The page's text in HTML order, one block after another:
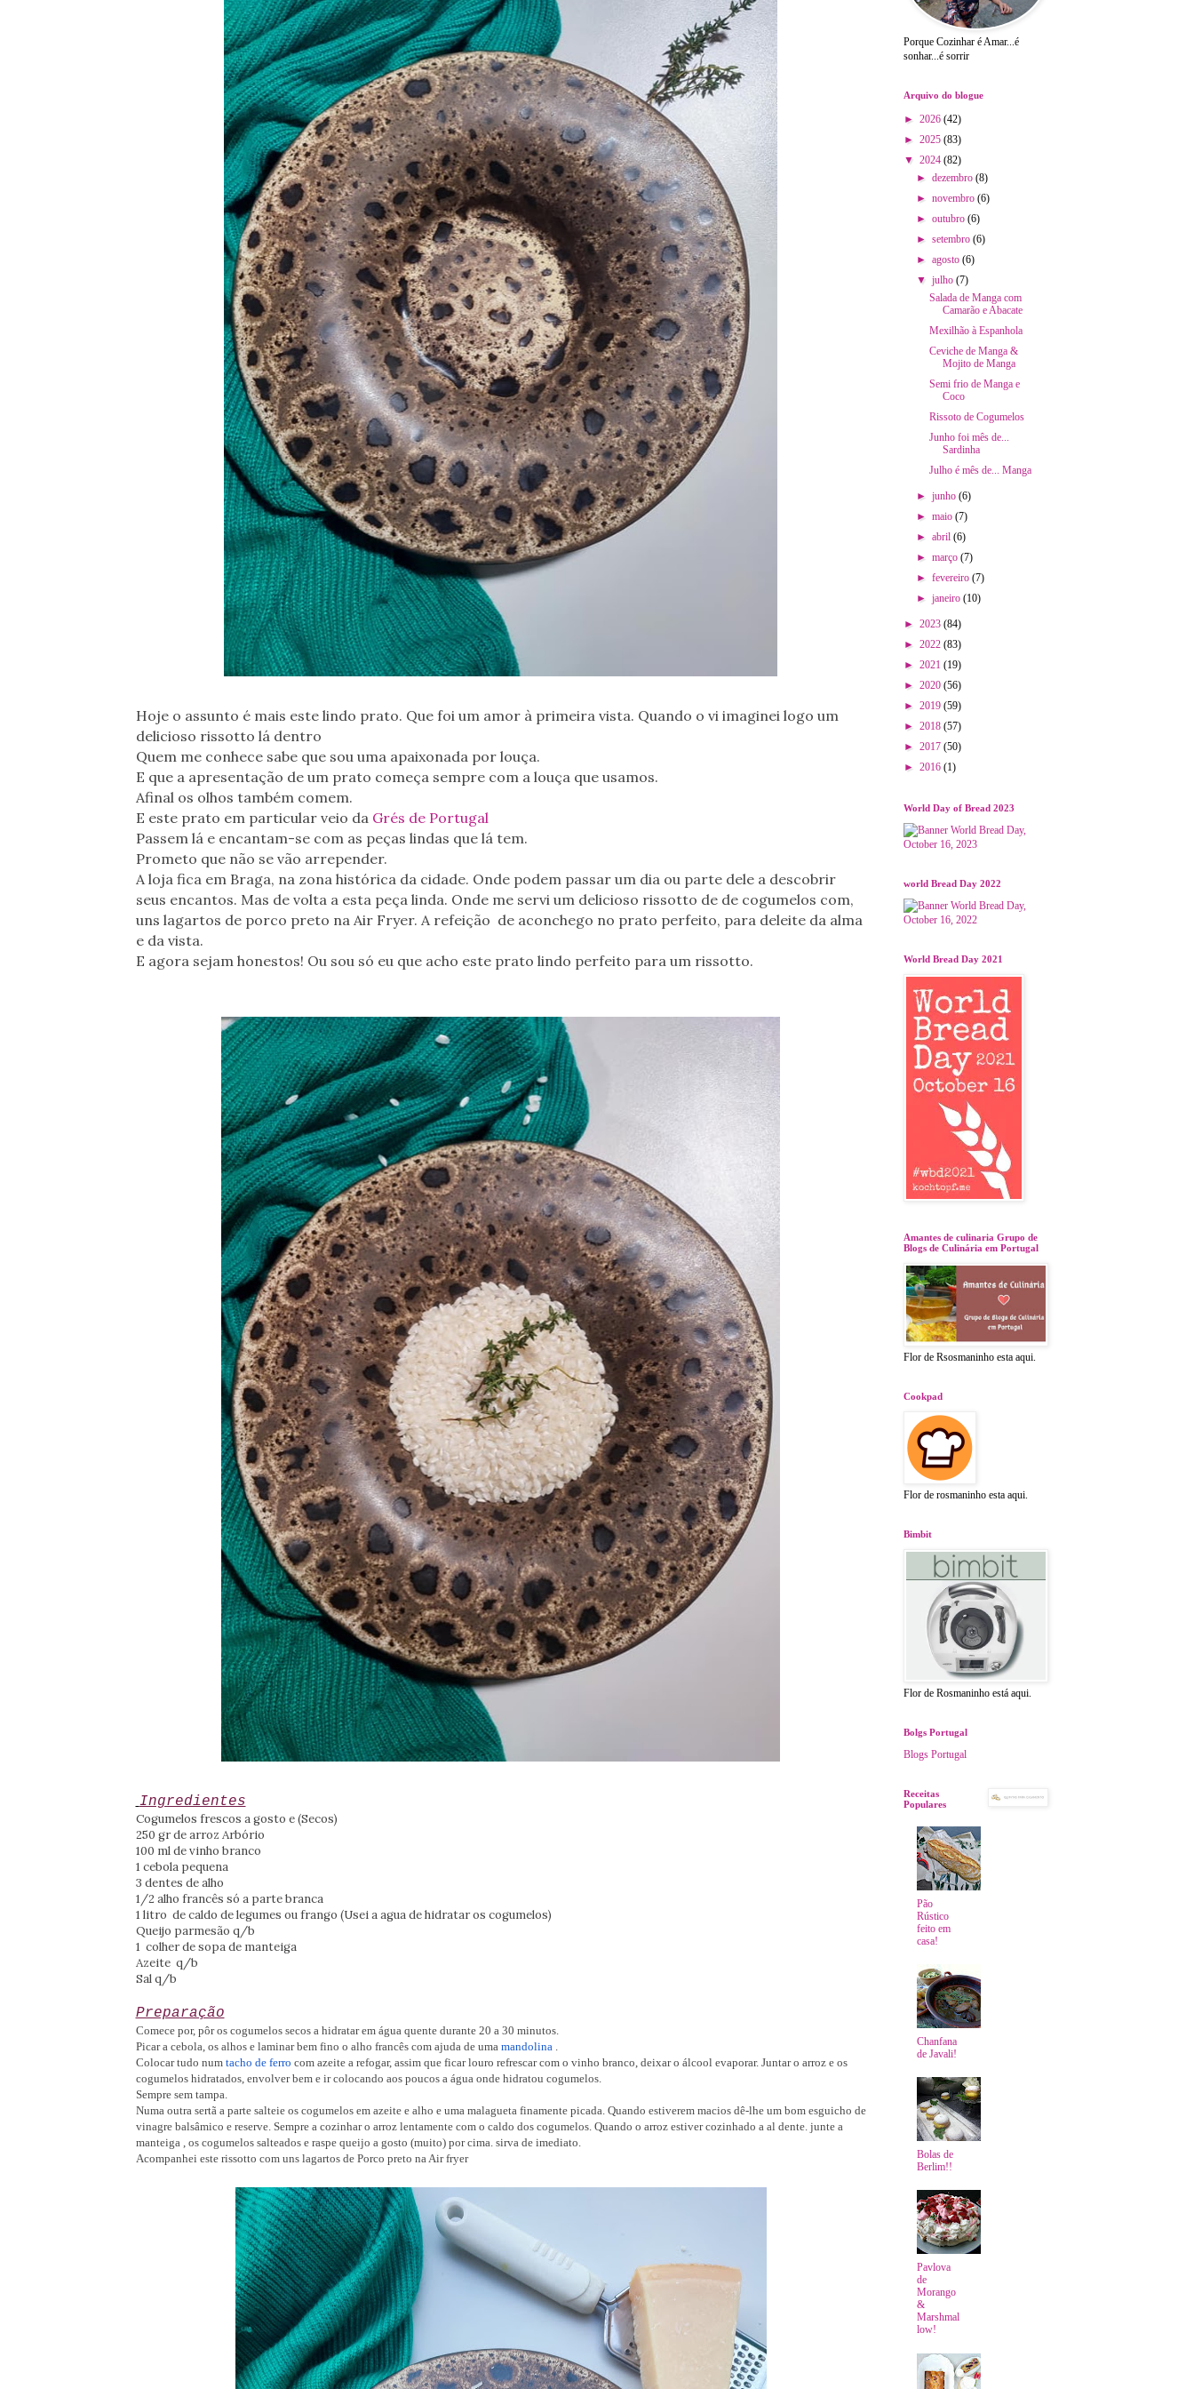
Hoje o assunto é mais este lindo prato. Que foi um amor à primeira vista. Quando o vi imaginei logo um
delicioso rissotto lá dentro
Quem me conhece sabe que sou uma apaixonada por louça.
E que a apresentação de um prato começa sempre com a louça que usamos.
Afinal os olhos também comem.
E este prato em particular veio da Grés de Portugal
Passem lá e encantam-se com as peças lindas que lá tem.
Prometo que não se vão arrepender.
A loja fica em Braga, na zona histórica da cidade. Onde podem passar um dia ou parte dele a descobrir
seus encantos. Mas de volta a esta peça linda. Onde me servi um delicioso rissotto de de cogumelos com,
uns lagartos de porco preto na Air Fryer. A refeição de aconchego no prato perfeito, para deleite da alma
e da vista.
E agora sejam honestos! Ou sou só eu que acho este prato lindo perfeito para um rissotto.
Ingredientes
Cogumelos frescos a gosto e (Secos)
250 gr de arroz Arbório
100 ml de vinho branco
1 cebola pequena
3 dentes de alho
1/2 alho francês só a parte branca
1 litro de caldo de legumes ou frango (Usei a agua de hidratar os cogumelos)
Queijo parmesão q/b
1 colher de sopa de manteiga
Azeite q/b
Sal q/b
Preparação
Comece por, pôr os cogumelos secos a hidratar em água quente durante 20 a 30 minutos.
Picar a cebola, os alhos e laminar bem fino o alho francês com ajuda de uma mandolina.
Colocar tudo num tacho de ferro com azeite a refogar, assim que ficar louro refrescar com o vinho branco, deixar o álcool evaporar. Juntar o arroz e os
cogumelos hidratados, envolver bem e ir colocando aos poucos a água onde hidratou cogumelos.
Sempre sem tampa.
Numa outra sertã a parte salteie os cogumelos em azeite e alho e uma malagueta finamente picada. Quando estiverem macios dê-lhe um bom esguicho de
vinagre balsâmico e reserve. Sempre a cozinhar o arroz lentamente com o caldo dos cogumelos. Quando o arroz estiver cozinhado a al dente. junte a
manteiga , os cogumelos salteados e raspe queijo a gosto (muito) por cima. sirva de imediato.
Acompanhei este rissotto com uns lagartos de Porco preto na Air fryer
Porque Cozinhar é Amar...é
sonhar...é sorrir
Arquivo do blogue
► 2026 (42)
► 2025 (83)
▼ 2024 (82)
► dezembro (8)
► novembro (6)
► outubro (6)
► setembro (6)
► agosto (6)
▼ julho (7)
Salada de Manga com
Camarão e Abacate
Mexilhão à Espanhola
Ceviche de Manga &
Mojito de Manga
Semi frio de Manga e
Coco
Rissoto de Cogumelos
Junho foi mês de...
Sardinha
Julho é mês de... Manga
► junho (6)
► maio (7)
► abril (6)
► março (7)
► fevereiro (7)
► janeiro (10)
► 2023 (84)
► 2022 (83)
► 2021 (19)
► 2020 (56)
► 2019 (59)
► 2018 (57)
► 2017 (50)
► 2016 (1)
World Day of Bread 2023
world Bread Day 2022
World Bread Day 2021
Amantes de culinaria Grupo de
Blogs de Culinária em Portugal
Flor de Rsosmaninho esta aqui.
Cookpad
Flor de rosmaninho esta aqui.
Bimbit
Flor de Rosmaninho está aqui.
Bolgs Portugal
Blogs Portugal
Receitas
Populares
Pão
Rústico
feito em
casa!
Chanfana
de Javali!
Bolas de
Berlim!!
Pavlova
de
Morango
&
Marshmal
low!